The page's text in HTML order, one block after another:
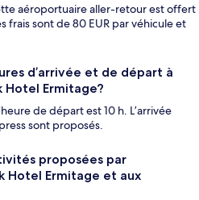
aéroportuaire aller-retour est offert
frais sont de 80 EUR par véhicule et
d’arrivée et de départ à
Hotel Ermitage?
de départ est 10 h. L’arrivée
sont proposés.
proposées par
Hotel Ermitage et aux